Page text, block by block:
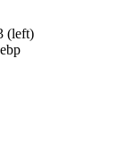
(left)